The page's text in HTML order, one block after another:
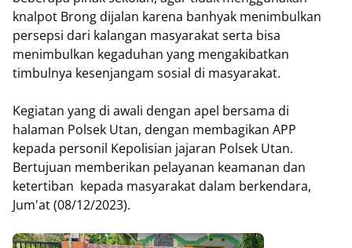
knalpot Brong dijalan karena banhyak menimbulkan
persepsi dari kalangan masyarakat serta bisa
menimbulkan kegaduhan yang mengakibatkan
timbulnya kesenjangam sosial di masyarakat.
Kegiatan yang di awali dengan apel bersama di
halaman Polsek Utan, dengan membagikan APP
kepada personil Kepolisian jajaran Polsek Utan.
Bertujuan memberikan pelayanan keamanan dan
ketertiban kepada masyarakat dalam berkendara,
Jum'at (08/12/2023).